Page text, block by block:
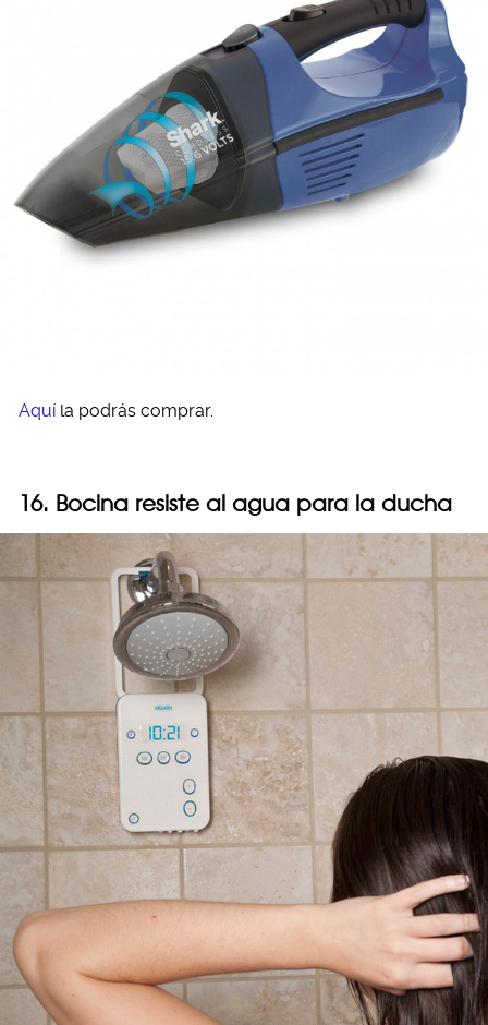
Aquí la podrás comprar.
16. Bocina resiste al agua para la ducha